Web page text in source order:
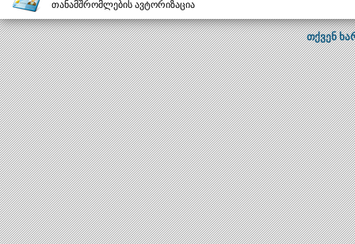
თანამშრომლების ავტორიზაცია
თქვენ